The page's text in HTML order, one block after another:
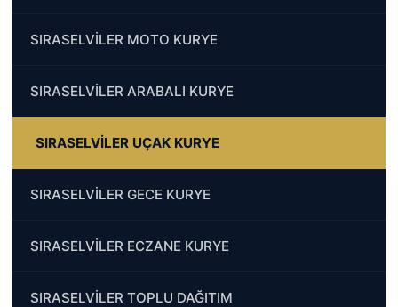
SIRASELVİLER MOTO KURYE
SIRASELVİLER ARABALI KURYE
SIRASELVİLER UÇAK KURYE
SIRASELVİLER GECE KURYE
SIRASELVİLER ECZANE KURYE
SIRASELVİLER TOPLU DAĞITIM